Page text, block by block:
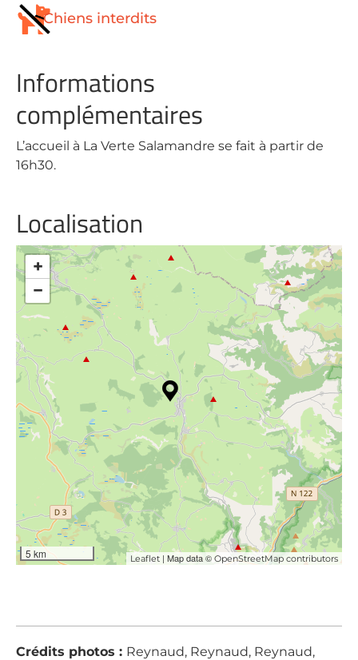
Chiens interdits
Informations
complémentaires
L’accueil à La Verte Salamandre se fait à partir de
16h30.
Localisation
+
−
5 km Leaflet | Map data © OpenStreetMap contributors
Crédits photos : Reynaud, Reynaud, Reynaud,